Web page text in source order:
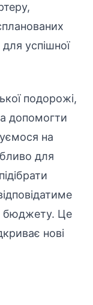
успішної
подорожі,
допомогти
на
для
бюджету. Це
нові